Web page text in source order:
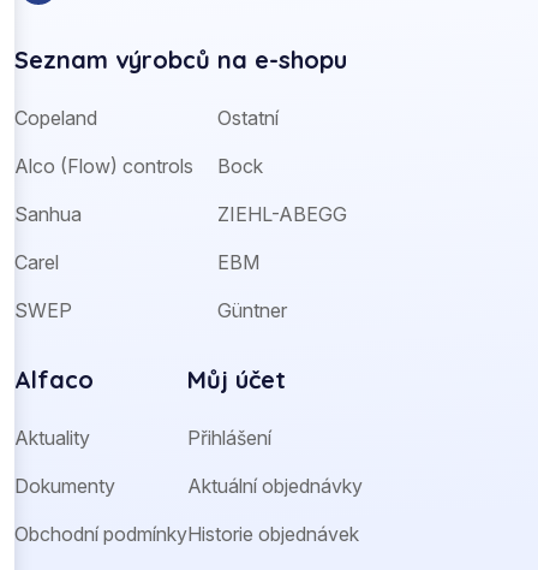
Seznam výrobců na e-shopu
Copeland
Alco (Flow) controls
Sanhua
Carel
SWEP
Ostatní
Bock
ZIEHL-ABEGG
EBM
Güntner
Alfaco
Aktuality
Dokumenty
Obchodní podmínky
Můj účet
Přihlášení
Aktuální objednávky
Historie objednávek